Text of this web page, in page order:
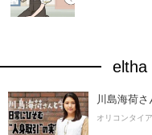
eltha
川島海荷さ
オリコンタイ